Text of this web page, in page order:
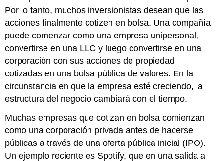
Por lo tanto, muchos inversionistas desean que las
acciones finalmente cotizen en bolsa. Una compañía
puede comenzar como una empresa unipersonal,
convertirse en una LLC y luego convertirse en una
corporación con sus acciones de propiedad
cotizadas en una bolsa pública de valores. En la
circunstancia en que la empresa esté creciendo, la
estructura del negocio cambiará con el tiempo.
Muchas empresas que cotizan en bolsa comienzan
como una corporación privada antes de hacerse
públicas a través de una oferta pública inicial (IPO).
Un ejemplo reciente es Spotify, que en una salida a